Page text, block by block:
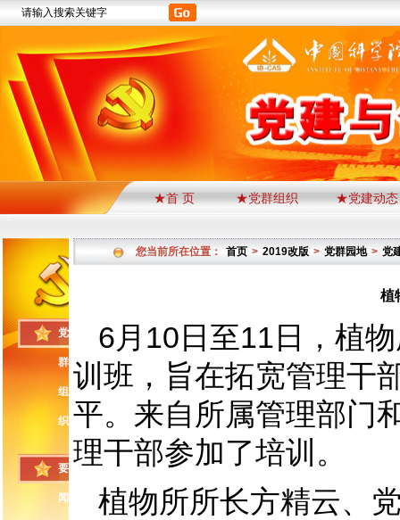
★首 页 ★党群组织 ★党建动态
党
群
组
织
要
闻
您当前所在位置： 首页 > 2019改版 > 党群园地 > 党
植
6月10日至11日，植
训班，旨在拓宽管理干
平。来自所属管理部门
理干部参加了培训。
植物所所长方精云、